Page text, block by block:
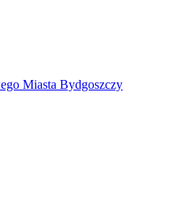
Miasta Bydgoszczy